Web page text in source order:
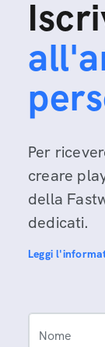
Per
creare
della
dedicati.
Leggi
Nome